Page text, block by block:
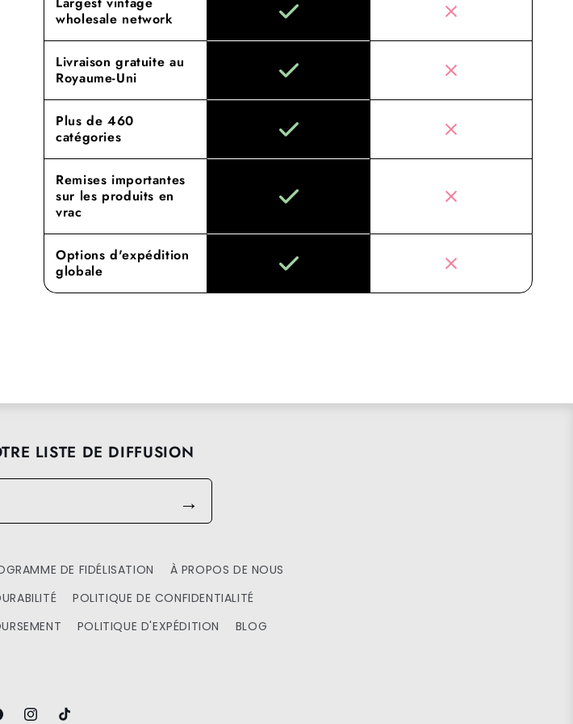
un rôle important dans la réduction de l'impact
strictes, ce qui fait de nous la destination privilégiée pour la
vente en gros de vêtements vintage.
Expérimentez la différence avec Vintage Wholesale Supply, où
notre dévouement à l'approvisionnement et au service de
qualité supérieure élève votre expérience de vente en gros à
wholesale network
Livraison gratuite au
Royaume-Uni
Plus de 460
catégories
Remises importantes
sur les produits en
vrac
Options d'expédition
globale
LISTE DE DIFFUSION
→
DE FIDÉLISATION
À PROPOS DE NOUS
POLITIQUE DE CONFIDENTIALITÉ
POLITIQUE D'EXPÉDITION BLOG